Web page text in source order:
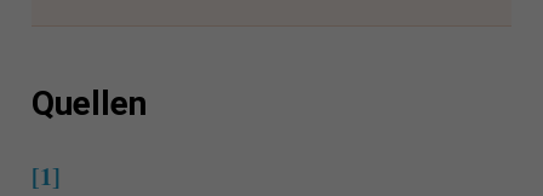
Quellen
[1]